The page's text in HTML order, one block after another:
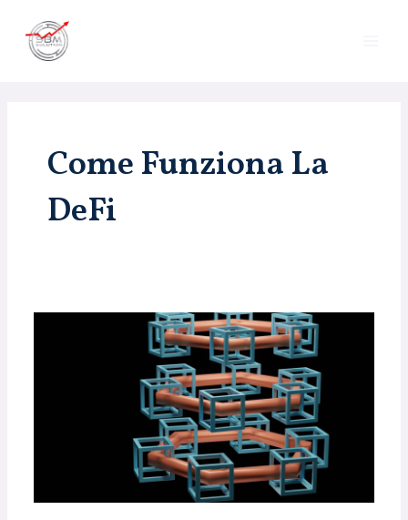
contenuto
Come Funziona La
DeFi